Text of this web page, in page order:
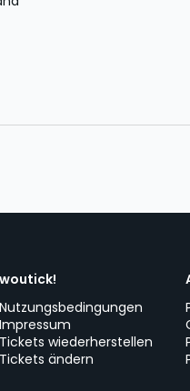
woutick!
Nutzungsbedingungen
Impressum
Tickets wiederherstellen
Tickets ändern